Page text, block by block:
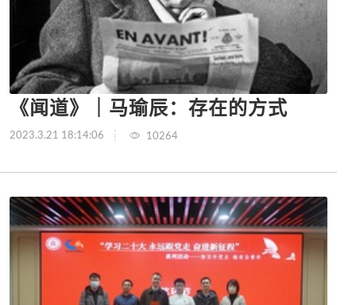
《闻道》｜马瑜辰：存在的方式
2023.3.21 18:14:06 10264